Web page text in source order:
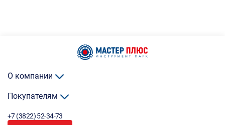
О компании
Покупателям
+7 (3822) 52-34-73